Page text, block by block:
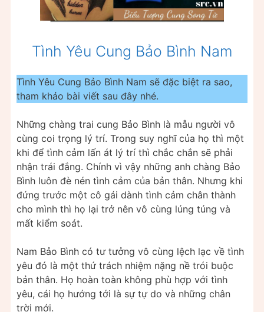
Tình Yêu Cung Bảo Bình Nam
Tình Yêu Cung Bảo Bình Nam sẽ đặc biệt ra sao,
tham khảo bài viết sau đây nhé.
Những chàng trai cung Bảo Bình là mẫu người vô
cùng coi trọng lý trí. Trong suy nghĩ của họ thì một
khi để tình cảm lấn át lý trí thì chắc chắn sẽ phải
nhận trái đắng. Chính vì vậy những anh chàng Bảo
Bình luôn đè nén tình cảm của bản thân. Nhưng khi
đứng trước một cô gái dành tình cảm chân thành
cho mình thì họ lại trở nên vô cùng lúng túng và
mất kiểm soát.
Nam Bảo Bình có tư tưởng vô cùng lệch lạc về tình
yêu đó là một thứ trách nhiệm nặng nề trói buộc
bản thân. Họ hoàn toàn không phù hợp với tình
yêu, cái họ hướng tới là sự tự do và những chân
trời mới.